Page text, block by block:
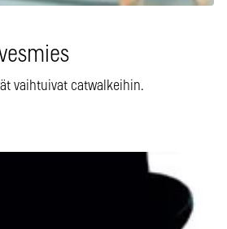
vaihtuivat catwalkeihin.